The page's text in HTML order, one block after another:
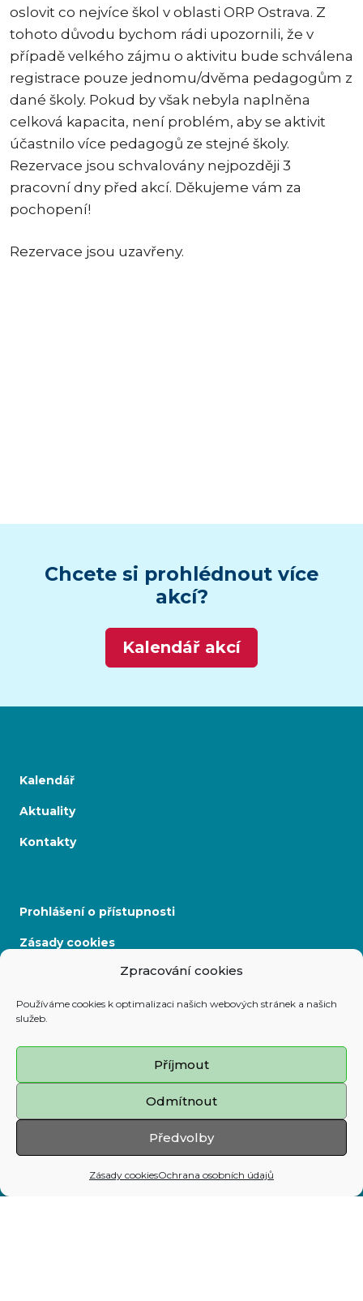
Zpracování cookies
Používáme cookies k optimalizaci našich webových stránek a našich
služeb.
Příjmout
Odmítnout
Předvolby
Zásady cookiesOchrana osobních údajů
oslovit co nejvíce škol v oblasti ORP Ostrava. Z
tohoto důvodu bychom rádi upozornili, že v
případě velkého zájmu o aktivitu bude schválena
registrace pouze jednomu/dvěma pedagogům z
dané školy. Pokud by však nebyla naplněna
celková kapacita, není problém, aby se aktivit
účastnilo více pedagogů ze stejné školy.
Rezervace jsou schvalovány nejpozději 3
pracovní dny před akcí. Děkujeme vám za
pochopení!
Rezervace jsou uzavřeny.
Chcete si prohlédnout více
akcí?
Kalendář akcí
Kalendář
Aktuality
Kontakty
Prohlášení o přístupnosti
Zásady cookies
Prokešovo nám. 8, 729 30 Ostrava
Telefon:
map@ostrava.cz